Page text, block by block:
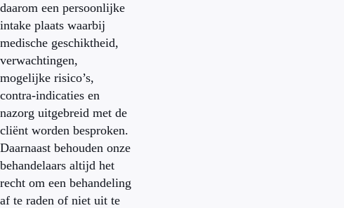
daarom een persoonlijke
intake plaats waarbij
medische geschiktheid,
verwachtingen,
mogelijke risico’s,
contra-indicaties en
nazorg uitgebreid met de
cliënt worden besproken.
Daarnaast behouden onze
behandelaars altijd het
recht om een behandeling
af te raden of niet uit te